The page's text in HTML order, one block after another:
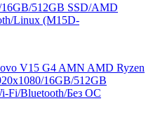
512GB SSD/AMD
Linux (M15D-
V15 G4 AMN AMD Ryzen
16GB/512GB
Fi/Bluetooth/Без ОС